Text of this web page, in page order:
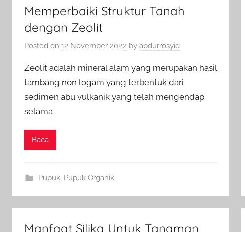
Memperbaiki Struktur Tanah
dengan Zeolit
Posted on 12 November 2022 by abdurrosyid
Zeolit adalah mineral alam yang merupakan hasil
tambang non logam yang terbentuk dari
sedimen abu vulkanik yang telah mengendap
selama
Baca
Pupuk, Pupuk Organik
Manfaat Silika Untuk Tanaman